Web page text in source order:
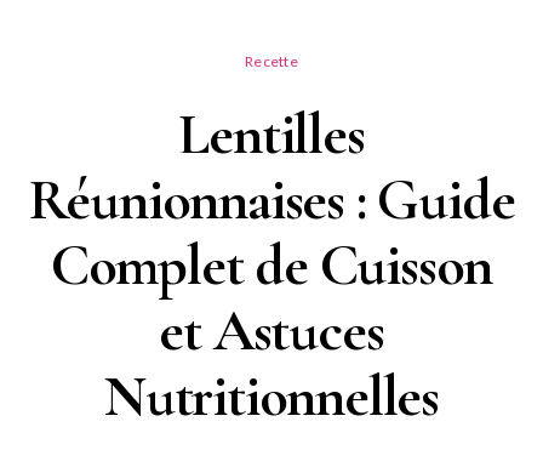
Recette
Lentilles
Réunionnaises : Guide
Complet de Cuisson
et Astuces
Nutritionnelles